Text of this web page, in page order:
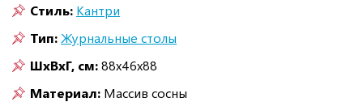
Стиль: Кантри
Тип: Журнальные столы
ШxВxГ, см:88x46x88
Материал: Массив сосны